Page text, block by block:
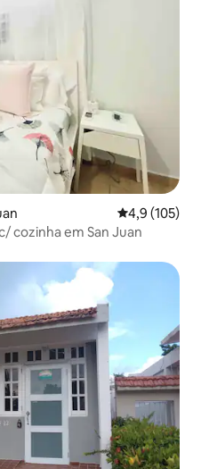
Classificação
4,9 (105)
cozinha em San Juan